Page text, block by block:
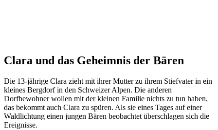
Clara und das Geheimnis der Bären
Die 13-jährige Clara zieht mit ihrer Mutter zu ihrem Stiefvater in ein
kleines Bergdorf in den Schweizer Alpen. Die anderen
Dorfbewohner wollen mit der kleinen Familie nichts zu tun haben,
das bekommt auch Clara zu spüren. Als sie eines Tages auf einer
Waldlichtung einen jungen Bären beobachtet überschlagen sich die
Ereignisse.